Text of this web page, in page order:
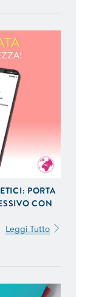
PORTA
CON
Leggi Tutto